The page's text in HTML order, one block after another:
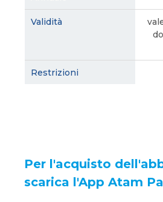
Per l'acquisto
scarica l'App Atam